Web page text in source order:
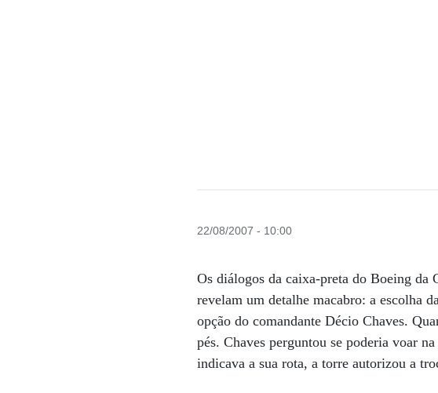
22/08/2007 - 10:00
Os diálogos da caixa-preta do Boeing da
revelam um detalhe macabro: a escolha
opção do comandante Décio Chaves.
pés. Chaves perguntou se poderia voar
indicava a sua rota, a torre autorizou a